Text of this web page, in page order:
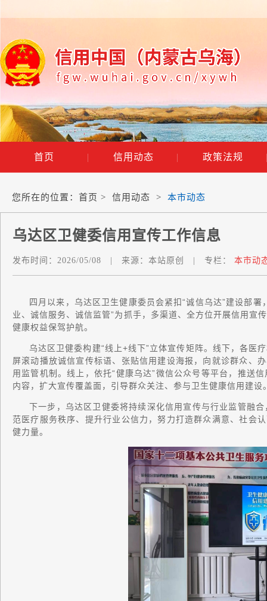
首页 | 信用动态 | 政策法规
您所在的位置： 首页 > 信用动态 > 本市动态
乌达区卫健委信用宣传工作信息
发布时间： 2026/05/08 来源： 本站原创 专栏： 本市动
四月以来，乌达区卫生健康委员会紧扣“诚信乌达”建设部
业、诚信服务、诚信监管”为抓手，多渠道、全方位开展信用宣
健康权益保驾护航。
乌达区卫健委构建“线上+线下”立体宣传矩阵。线下，各医
屏滚动播放诚信宣传标语、张贴信用建设海报，向就诊群众、
用监管机制。线上，依托“健康乌达”微信公众号等平台，推送
内容，扩大宣传覆盖面，引导群众关注、参与卫生健康信用建设
下一步，乌达区卫健委将持续深化信用宣传与行业监管融
范医疗服务秩序、提升行业公信力，努力打造群众满意、社会
健力量。